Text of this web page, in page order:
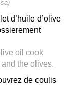
d’huile d’olive
oil cook
the olives.
de coulis